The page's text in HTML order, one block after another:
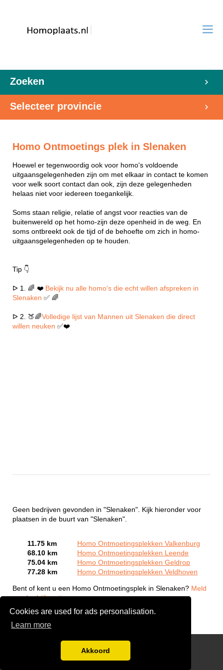
Cookies are used for ads personalisation.
Learn more
Akkoord
Zoeken
Selecteer provincie
Homo Ontmoetings plek in Slenaken
Hoewel er tegenwoordig ook voor homo's voldoende
uitgaansgelegenheden zijn om met elkaar in contact te komen
voor welk soort contact dan ook, zijn deze gelegenheden
helaas niet voor iedereen toegankelijk.
Soms staan religie, relatie of angst voor reacties van de
buitenwereld op het homo-zijn deze openheid in de weg. En
soms ontbreekt ook de tijd of de behoefte om zich in homo-
uitgaansgelegenheden op te houden.
Tip 👇
ᐅ 1. 🌈 ❤️ Bekijk nu alle homo's die echt willen afspreken in
Slenaken ✅ 🌈
ᐅ 2. 🍑🌈Volledige lijst van Mannen uit Slenaken die direct
willen neuken ✅❤️
Geen bedrijven gevonden in "Slenaken". Kijk hieronder voor
plaatsen in de buurt van "Slenaken".
11.75 km
Homo Ontmoetingsplekken Valkenburg
68.10 km
Homo Ontmoetingsplekken Leende
75.04 km
Homo Ontmoetingsplekken Geldrop
77.28 km
Homo Ontmoetingsplekken Veldhoven
Bent of kent u een Homo Ontmoetingsplek in Slenaken? Meld
een bedrijf gratis aan